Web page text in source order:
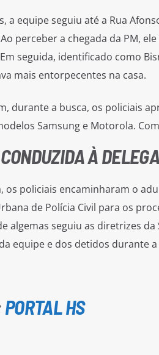
a equipe seguiu até a Rua
perceber a chegada da PM,
seguida, identificado como
mais entorpecentes na casa.
durante a busca, os policiais
Samsung e Motorola.
À
os policiais encaminharam o
de Polícia Civil para os
algemas seguiu as diretrizes
equipe e dos detidos durante
PORTAL HS